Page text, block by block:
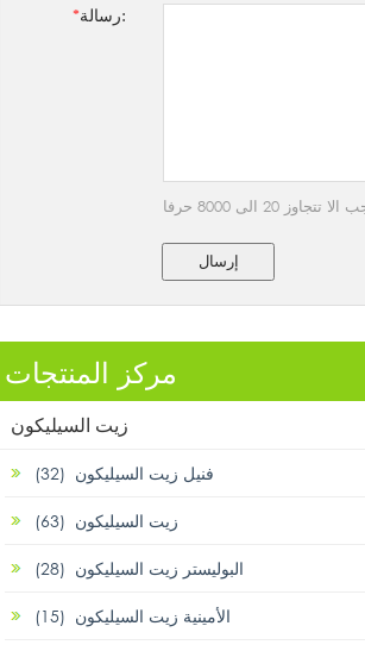
* رسالة:
الى 8000 حرفا
إرسال
مركز المنتجات
زيت السيليكون
فنيل زيت السيليكون (32)
زيت السيليكون (63)
البوليستر زيت السيليكون (28)
الأمينية زيت السيليكون (15)